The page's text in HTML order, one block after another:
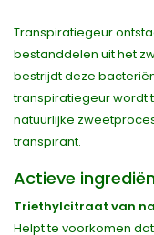
Transpiratiegeur
bestanddelen uit het
bestrijdt deze
transpiratiegeur wordt
natuurlijke
transpirant.
Actieve
Triethylcitraat van
Helpt te voorkomen